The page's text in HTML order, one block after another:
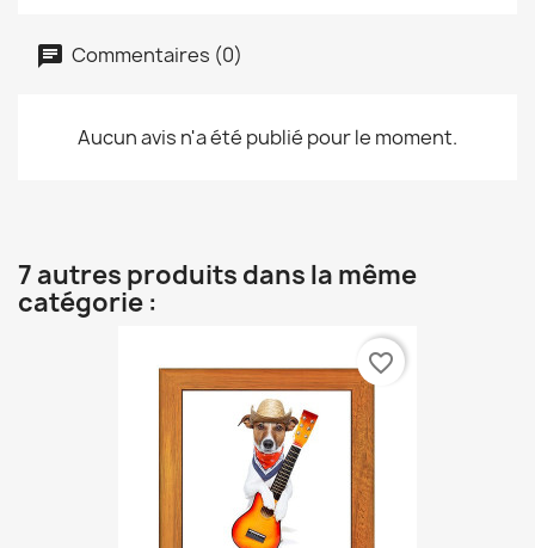
Commentaires (0)
Aucun avis n'a été publié pour le moment.
7 autres produits dans la même
catégorie :
favorite_border